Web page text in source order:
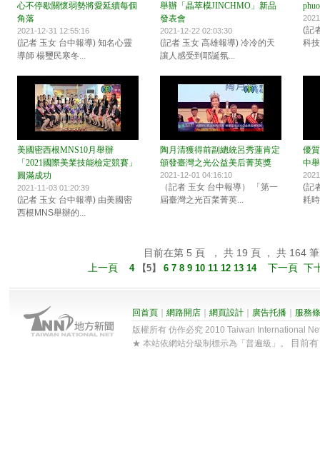
心不停歇關懷弱勢將愛延續每個
角落
2021-12-31 12:55:16
(記者 玉女 台中報導) 知名心靈
導師 楊璽民寒冬...
舉辦「晶萃模JINCHMO」新品
發表會
2021-12-22 02:03:30
(記者 玉女 高雄報導) 冷冷的天
讓人感受到耶誕氛...
(記
科
美國密西根MNS10月舉辦
「2021國際美業技能檢定競賽」
圓滿成功
2021-11-03 01:20:39
(記者 玉女 台中報導) 由美國密
西根MNS舉辦的...
陶月清獲得前副總統呂秀蓮肯定
頒發臺灣之光公益美后菁英獎
2021-12-01 04:16:10
（記者 玉女 台中報導） 「第一
屆臺灣之光百業菁英...
優
中
(記
耗
目前在第 5 頁 ， 共 19 頁 ， 共 164 筆
上一頁
4 【5】 6 7 8 9 10 11 12 13 14 下一頁 下
回首頁 網路開店 網頁設計 廣告托播
服務
版權所有 仿作必究 2010 Taiwan International
★ 本站依網站分級制標示為「普遍級」。
目前